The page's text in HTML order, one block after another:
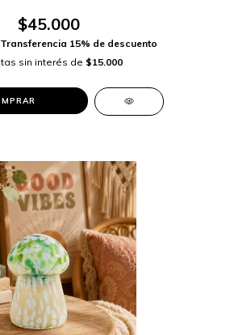
$45.000
Transferencia 15% de descuento
sin interés de $15.000